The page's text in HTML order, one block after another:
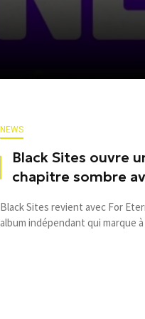
NEWS
Black Sites ouvre
chapitre sombre
Black Sites revient avec For
album indépendant qui marque à